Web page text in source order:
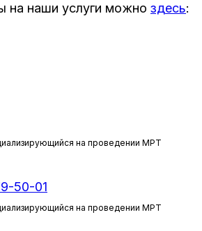
на наши услуги можно здесь:
на проведении МРТ
50-01
на проведении МРТ